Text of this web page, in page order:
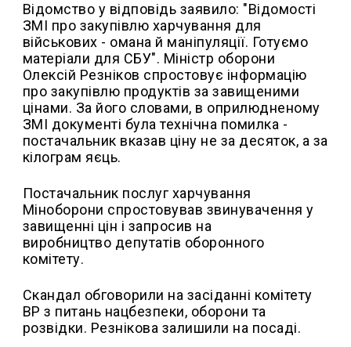
Відомство у відповідь заявило: "Відомості
ЗМІ про закупівлю харчування для
військових - омана й маніпуляції. Готуємо
матеріали для СБУ". Міністр оборони
Олексій Резніков спростовує інформацію
про закупівлю продуктів за завищеними
цінами. За його словами, в оприлюдненому
ЗМІ документі була технічна помилка -
постачальник вказав ціну не за десяток, а за
кілограм яєць.
Постачальник послуг харчування
Міноборони спростовував звинувачення у
завищенні цін і запросив на
виробництво депутатів оборонного
комітету.
Скандал обговорили на засіданні комітету
ВР з питань нацбезпеки, оборони та
розвідки. Резнікова залишили на посаді.